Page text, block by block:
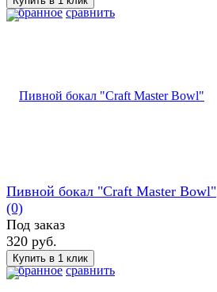
избранное сравнить
избранное сравнить
Пивной бокал "Craft Master Bowl"
(0)
Под заказ
320 руб.